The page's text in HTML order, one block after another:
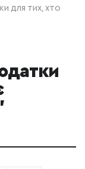
ДЛЯ ТИХ, ХТО